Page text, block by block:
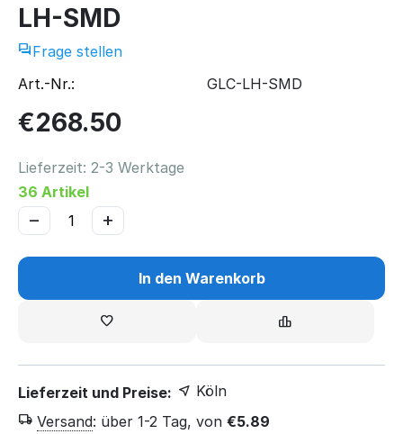
LH-SMD
Frage stellen
Art.-Nr.:
GLC-LH-SMD
€268.50
Lieferzeit: 2-3 Werktage
36 Artikel
+
−
In den Warenkorb
Lieferzeit und Preise:
Köln
Versand: über 1-2 Tag, von €5.89